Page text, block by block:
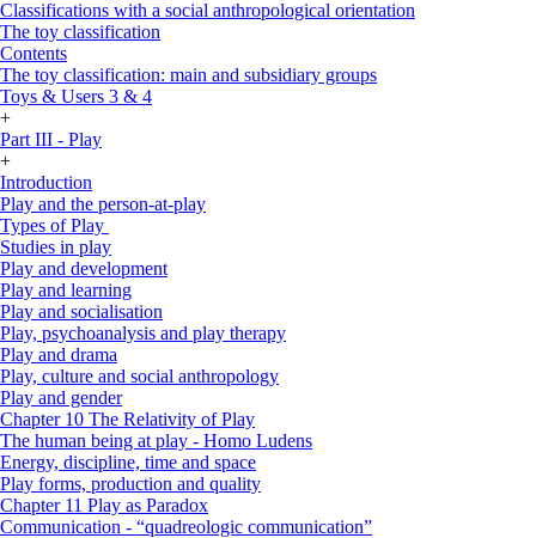
Classifications with a social anthropological orientation
The toy classification
Contents
The toy classification: main and subsidiary groups
Toys & Users 3 & 4
+
Part III - Play
+
Introduction
Play and the person-at-play
Types of Play
Studies in play
Play and development
Play and learning
Play and socialisation
Play, psychoanalysis and play therapy
Play and drama
Play, culture and social anthropology
Play and gender
Chapter 10 The Relativity of Play
The human being at play - Homo Ludens
Energy, discipline, time and space
Play forms, production and quality
Chapter 11 Play as Paradox
Communication - “quadreologic communication”